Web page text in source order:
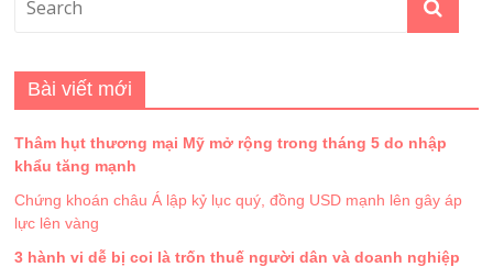
Bài viết mới
Thâm hụt thương mại Mỹ mở rộng trong tháng 5 do nhập
khẩu tăng mạnh
Chứng khoán châu Á lập kỷ lục quý, đồng USD mạnh lên gây áp
lực lên vàng
3 hành vi dễ bị coi là trốn thuế người dân và doanh nghiệp